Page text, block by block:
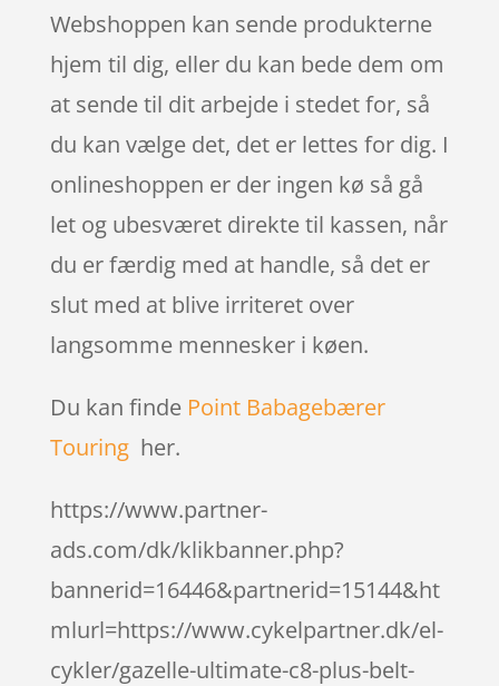
Webshoppen kan sende produkterne
hjem til dig, eller du kan bede dem om
at sende til dit arbejde i stedet for, så
du kan vælge det, det er lettes for dig. I
onlineshoppen er der ingen kø så gå
let og ubesværet direkte til kassen, når
du er færdig med at handle, så det er
slut med at blive irriteret over
langsomme mennesker i køen.
Du kan finde Point Babagebærer
Touringher.
https://www.partner-
ads.com/dk/klikbanner.php?
bannerid=16446&partnerid=15144&ht
mlurl=https://www.cykelpartner.dk/el-
cykler/gazelle-ultimate-c8-plus-belt-